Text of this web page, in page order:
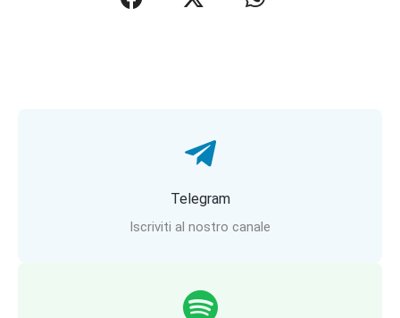
Telegram
Iscriviti al nostro canale